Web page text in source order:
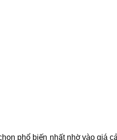
phổ biến nhất nhờ vào giá